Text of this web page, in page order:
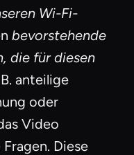
Wi-Fi-
bevorstehende
die für diesen
anteilige
oder
Video
Diese